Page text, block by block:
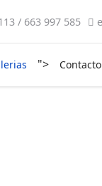
/ 663 997 585
"> Contacto